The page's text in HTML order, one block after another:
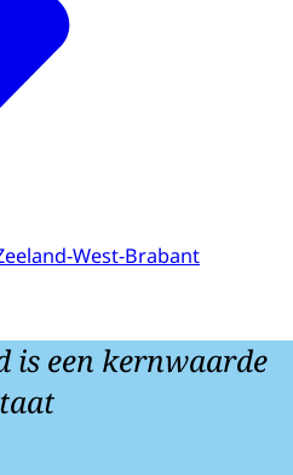
West-Brabant
is een kernwaarde